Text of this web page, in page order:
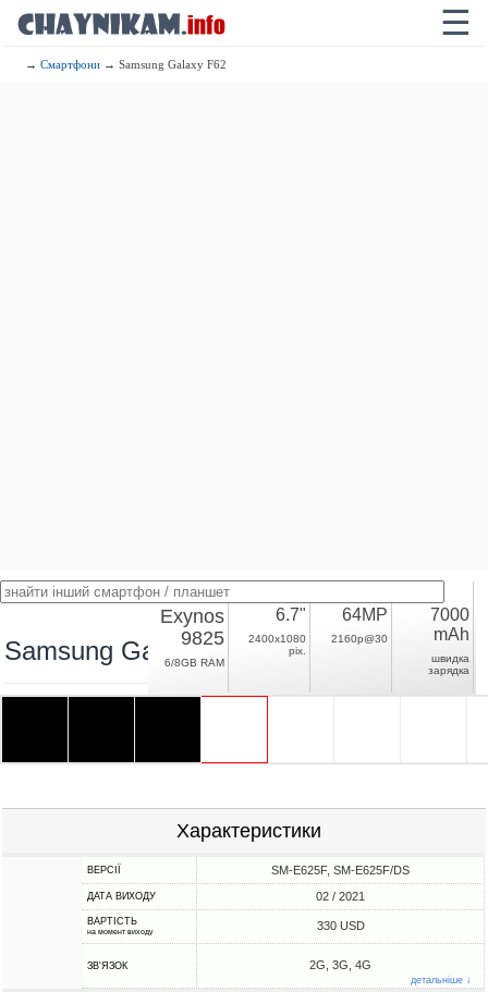
☰
→Смартфони → Samsung Galaxy F62
Samsung Galaxy F62
Exynos
9825
6/8GB RAM
6.7"
2400x1080
pix.
64MP
2160p@30
7000
mAh
швидка
зарядка
Характеристики
ВЕРСІЇ SM-E625F, SM-E625F/DS
ДАТА ВИХОДУ 02 / 2021
ВАРТІСТЬ
на момент виходу 330 USD
ЗВ'ЯЗОК 2G, 3G, 4G
детальніше ↓